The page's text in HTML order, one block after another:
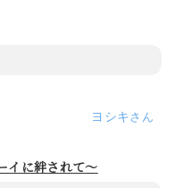
ヨシキ
イに絆されて～